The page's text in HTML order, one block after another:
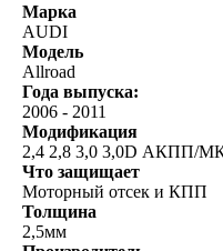
Марка
AUDI
Модель
Allroad
Года выпуска:
2006 - 2011
Модификация
2,4 2,8 3,0 3,0D АКПП/
Что защищает
Моторный отсек и КПП
Толщина
2,5мм